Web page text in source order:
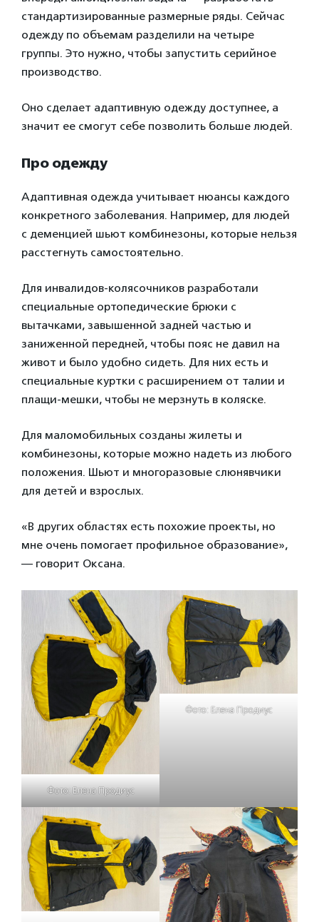
стандартизированные размерные ряды. Сейчас
одежду по объемам разделили на четыре
группы. Это нужно, чтобы запустить серийное
производство.
Оно сделает адаптивную одежду доступнее, а
значит ее смогут себе позволить больше людей.
Про одежду
Адаптивная одежда учитывает нюансы каждого
конкретного заболевания. Например, для людей
с деменцией шьют комбинезоны, которые нельзя
расстегнуть самостоятельно.
Для инвалидов-колясочников разработали
специальные ортопедические брюки с
вытачками, завышенной задней частью и
заниженной передней, чтобы пояс не давил на
живот и было удобно сидеть. Для них есть и
специальные куртки с расширением от талии и
плащи-мешки, чтобы не мерзнуть в коляске.
Для маломобильных созданы жилеты и
комбинезоны, которые можно надеть из любого
положения. Шьют и многоразовые слюнявчики
для детей и взрослых.
«В других областях есть похожие проекты, но
мне очень помогает профильное образование»,
— говорит Оксана.
Фото: Елена Продиус
Фото: Елена Продиус